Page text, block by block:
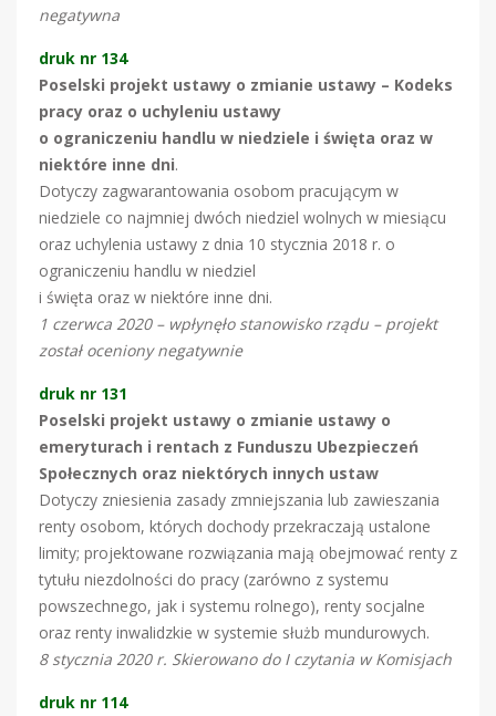
negatywna
druk nr 134
Poselski projekt ustawy o zmianie ustawy – Kodeks
pracy oraz o uchyleniu ustawy
o ograniczeniu handlu w niedziele i święta oraz w
niektóre inne dni.
Dotyczy zagwarantowania osobom pracującym w
niedziele co najmniej dwóch niedziel wolnych w miesiącu
oraz uchylenia ustawy z dnia 10 stycznia 2018 r. o
ograniczeniu handlu w niedziel
i święta oraz w niektóre inne dni.
1 czerwca 2020 – wpłynęło stanowisko rządu – projekt
został oceniony negatywnie
druk nr 131
Poselski projekt ustawy o zmianie ustawy o
emeryturach i rentach z Funduszu Ubezpieczeń
Społecznych oraz niektórych innych ustaw
Dotyczy zniesienia zasady zmniejszania lub zawieszania
renty osobom, których dochody przekraczają ustalone
limity; projektowane rozwiązania mają obejmować renty z
tytułu niezdolności do pracy (zarówno z systemu
powszechnego, jak i systemu rolnego), renty socjalne
oraz renty inwalidzkie w systemie służb mundurowych.
8 stycznia 2020 r. Skierowano do I czytania w Komisjach
druk nr 114